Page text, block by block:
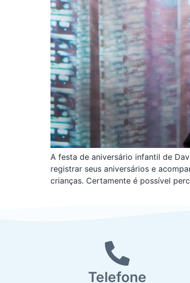
A festa de aniversário infantil de
registrar seus aniversários e
crianças. Certamente é possível
Telefone